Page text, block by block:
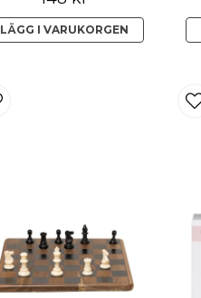
LÄGG I VARUKORGEN